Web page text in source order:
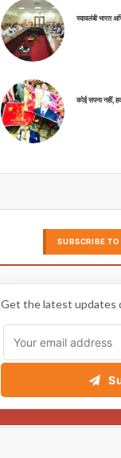
स्वावलंबी भारत
कोई सपना नहीं,
SUBSCRIBE
Get the latest updates